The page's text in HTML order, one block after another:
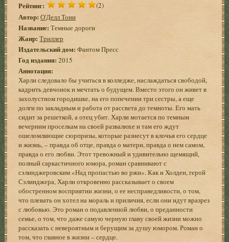
Рейтинг: (2)
Автор: О'Делл Тони
Название: Темные дороги
Жанр: Триллер
Издательский дом: Фантом Пресс
Год издания: 2015
Аннотация:
Харли следовало бы учиться в колледже, наслаждаться свободой,
кадрить девчонок и мечтать о будущем. Вместо этого он живет в
захолустном городишке, на его попечении три сестры, а еще
долги по закладным и работа от рассвета до темноты. Его мать
сидит за решеткой, а отец убит. Харли мотается по темным
вечерним проселкам на своей развалюхе и там его ждут
ошеломляющие сюрпризы, которые разнесут в клочья его сердце
и жизнь, – правда об отце, правда о матери, правда о нем самом,
правда о его любви. Этот тревожный и удивительно щемящий,
полный саркастичного юмора, роман сравнивают с
сэлинджеровским «Над пропастью во ржи». Как и Холден, герой
Сэлинджера, Харли откровенно рассказывает о своем
обостренном восприятии жизни, о ее несправедливости, о том,
что плевать он хотел на мораль и приличия, если они идут вразрез
с любовью. Это роман о подавленной любви, о преданности
семье, о том, что даже самую черную главу своей жизни можно
рассказать с невероятным и берущим за душу юмором. Роман о
том, что главное в жизни – сердце.